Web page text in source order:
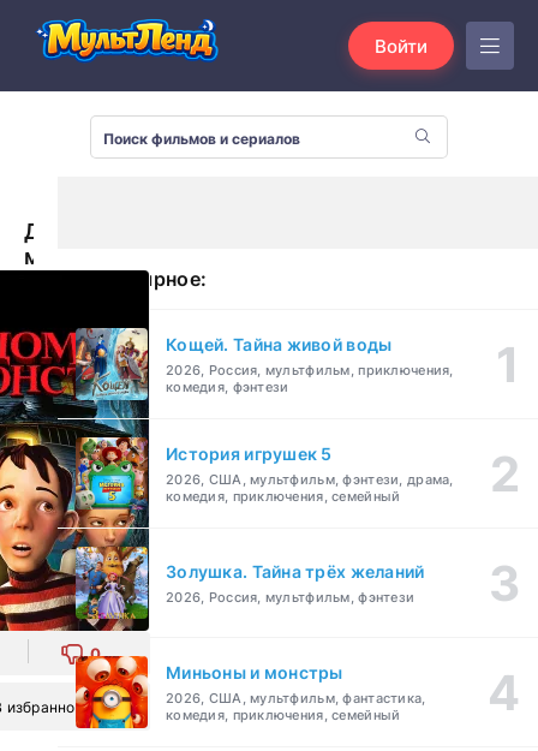
Войти
Дом-
монстр
0
избранное
Популярное:
Кощей. Тайна живой воды
2026, Россия, мультфильм, приключения,
комедия, фэнтези
История игрушек 5
2026, США, мультфильм, фэнтези, драма,
комедия, приключения, семейный
Золушка. Тайна трёх желаний
2026, Россия, мультфильм, фэнтези
Миньоны и монстры
2026, США, мультфильм, фантастика,
комедия, приключения, семейный